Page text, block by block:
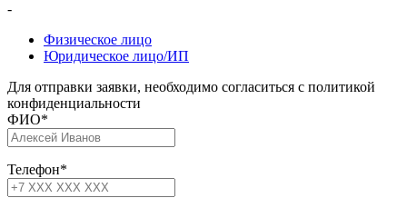
-
Физическое лицо
Юридическое лицо/ИП
Для отправки заявки, необходимо согласиться с политикой
конфиденциальности
ФИО*
Телефон*